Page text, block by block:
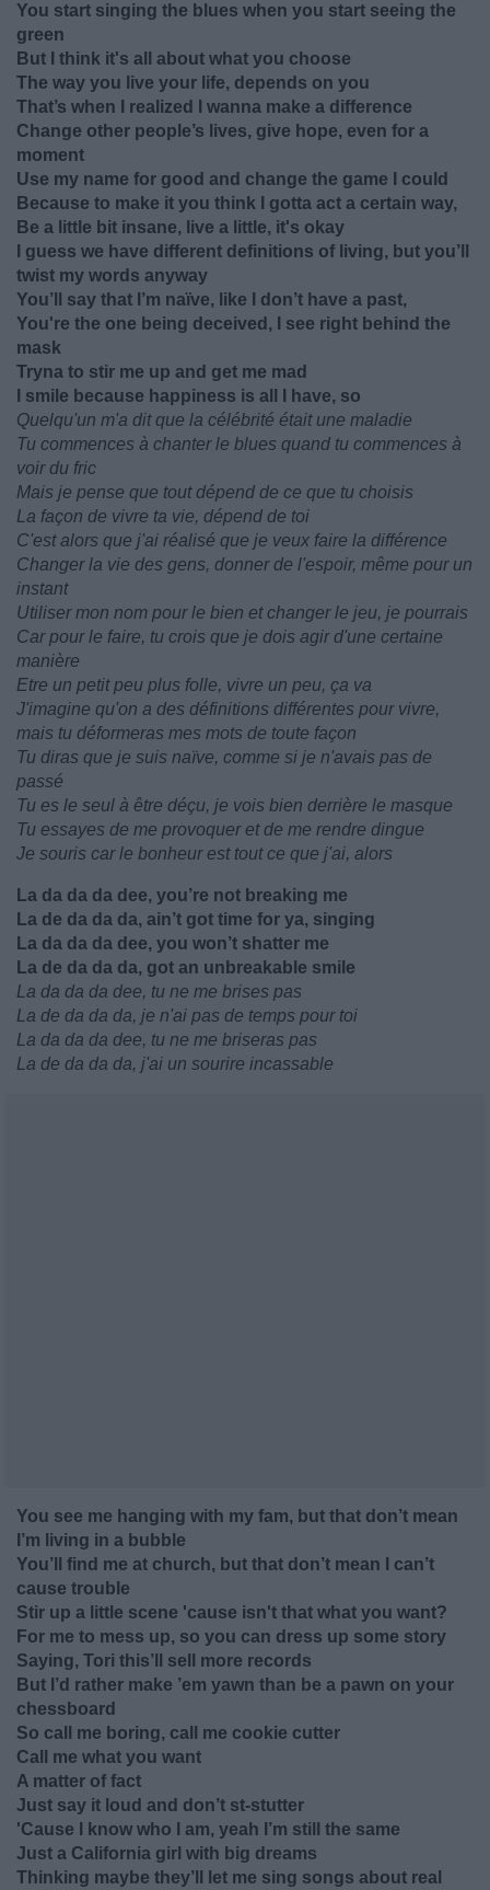
You start singing the blues when you start seeing the
green
But I think it's all about what you choose
The way you live your life, depends on you
That’s when I realized I wanna make a difference
Change other people’s lives, give hope, even for a
moment
Use my name for good and change the game I could
Because to make it you think I gotta act a certain way,
Be a little bit insane, live a little, it's okay
I guess we have different definitions of living, but you’ll
twist my words anyway
You’ll say that I’m naïve, like I don’t have a past,
You're the one being deceived, I see right behind the
mask
Tryna to stir me up and get me mad
I smile because happiness is all I have, so
Quelqu'un m'a dit que la célébrité était une maladie
Tu commences à chanter le blues quand tu commences à
voir du fric
Mais je pense que tout dépend de ce que tu choisis
La façon de vivre ta vie, dépend de toi
C'est alors que j'ai réalisé que je veux faire la différence
Changer la vie des gens, donner de l'espoir, même pour un
instant
Utiliser mon nom pour le bien et changer le jeu, je pourrais
Car pour le faire, tu crois que je dois agir d'une certaine
manière
Etre un petit peu plus folle, vivre un peu, ça va
J'imagine qu'on a des définitions différentes pour vivre,
mais tu déformeras mes mots de toute façon
Tu diras que je suis naïve, comme si je n'avais pas de
passé
Tu es le seul à être déçu, je vois bien derrière le masque
Tu essayes de me provoquer et de me rendre dingue
Je souris car le bonheur est tout ce que j'ai, alors
La da da da dee, you’re not breaking me
La de da da da, ain’t got time for ya, singing
La da da da dee, you won’t shatter me
La de da da da, got an unbreakable smile
La da da da dee, tu ne me brises pas
La de da da da, je n'ai pas de temps pour toi
La da da da dee, tu ne me briseras pas
La de da da da, j'ai un sourire incassable
You see me hanging with my fam, but that don’t mean
I’m living in a bubble
You’ll find me at church, but that don’t mean I can’t
cause trouble
Stir up a little scene 'cause isn't that what you want?
For me to mess up, so you can dress up some story
Saying, Tori this’ll sell more records
But I’d rather make ’em yawn than be a pawn on your
chessboard
So call me boring, call me cookie cutter
Call me what you want
A matter of fact
Just say it loud and don’t st-stutter
'Cause I know who I am, yeah I’m still the same
Just a California girl with big dreams
Thinking maybe they’ll let me sing songs about real